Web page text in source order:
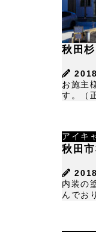
秋田
お施主
す。（
アイキ
秋田
内装の
んでお